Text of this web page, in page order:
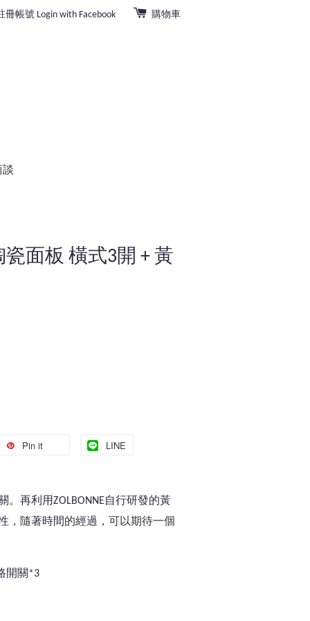
冊帳號 Login with Facebook 購物車
談
瓷面板 橫式3開 + 黃
Pin it LINE
。再利用ZOLBONNE自行研發的黃
，隨著時間的經過，可以期待一個
開關*3